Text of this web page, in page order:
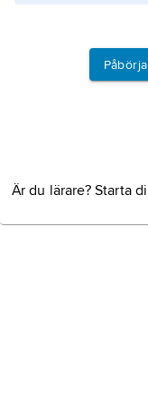
Är du lärare? Starta